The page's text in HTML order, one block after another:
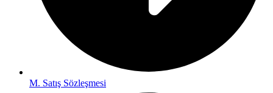
M. Satış Sözleşmesi